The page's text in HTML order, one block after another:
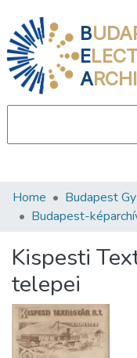
B
E
A
Communities &
Statistics
About us
Home Budapest
Budapest-
Kispesti
telepei